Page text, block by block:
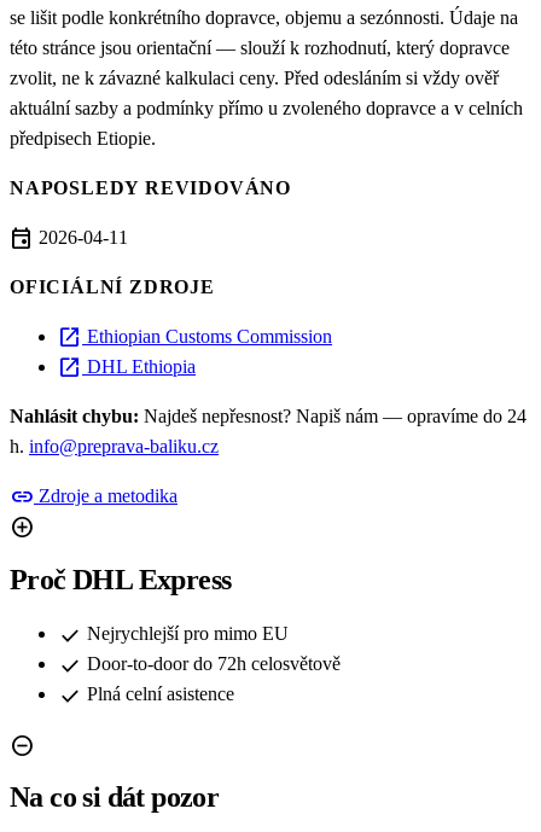
se lišit podle konkrétního dopravce, objemu a sezónnosti. Údaje na
této stránce jsou orientační — slouží k rozhodnutí, který dopravce
zvolit, ne k závazné kalkulaci ceny. Před odesláním si vždy ověř
aktuální sazby a podmínky přímo u zvoleného dopravce a v celních
předpisech Etiopie.
NAPOSLEDY REVIDOVÁNO
event 2026-04-11
OFICIÁLNÍ ZDROJE
open_in_new Ethiopian Customs Commission
open_in_new DHL Ethiopia
Nahlásit chybu: Najdeš nepřesnost? Napiš nám — opravíme do 24
h. info@preprava-baliku.cz
link Zdroje a metodika
add_circle
Proč DHL Express
check Nejrychlejší pro mimo EU
check Door-to-door do 72h celosvětově
check Plná celní asistence
remove_circle
Na co si dát pozor